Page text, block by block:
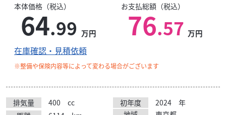
本体価格（税込）
64.99 万円
お支払総額（税込）
76.57 万円
在庫確認・見積依頼
※整備や保険内容等によって変わる場合がございます
排気量 400 cc 初年度 2024
年